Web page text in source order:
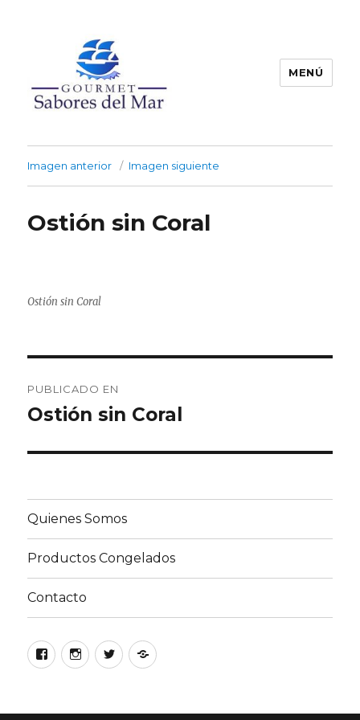
MENÚ
Imagen anterior Imagen siguiente
Ostión sin Coral
Ostión sin Coral
de
PUBLICADO EN
Ostión sin Coral
Quienes Somos
Productos Congelados
Contacto
FacebookInstagram
TwitterGoogle